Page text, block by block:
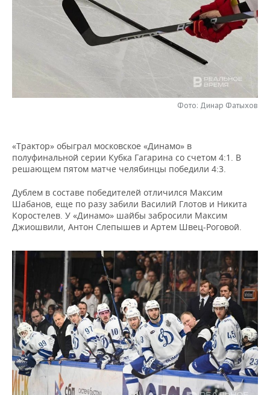
НЕФТЕХИМИЯ
РОЗНИЧНАЯ ТОРГОВЛЯ
НОВОСТИ ТЕХНОЛОГИЙ
МЕРОПРИЯТИЯ
НОВОСТИ МЕРОПРИЯТИЙ
ОТКРЫТАЯ ЛЕКЦИЯ
БАСКЕТБОЛ
ВОЛЕЙБОЛ
КИБЕРСПОРТ
ВОДНЫЕ ВИДЫ СПОРТА
ХОККЕЙ С МЯЧОМ
ИНФРАСТРУКТУРА
ИСТОРИЯ
КУЛЬТУРА
ОБРАЗОВАНИЕ
ПРОИСШЕСТВИЯ
СПРАВОЧНИК
СПИСОК ПЕРСОН
СПИСОК КОМПАНИЙ
ПОЛНАЯ ВЕРСИЯ
Фото: Динар Фатыхов
«Трактор» обыграл московское «Динамо» в
полуфинальной серии Кубка Гагарина со счетом 4:1. В
решающем пятом матче челябинцы победили 4:3.
Дублем в составе победителей отличился Максим
Шабанов, еще по разу забили Василий Глотов и Никита
Коростелев. У «Динамо» шайбы забросили Максим
Джиошвили, Антон Слепышев и Артем Швец-Роговой.